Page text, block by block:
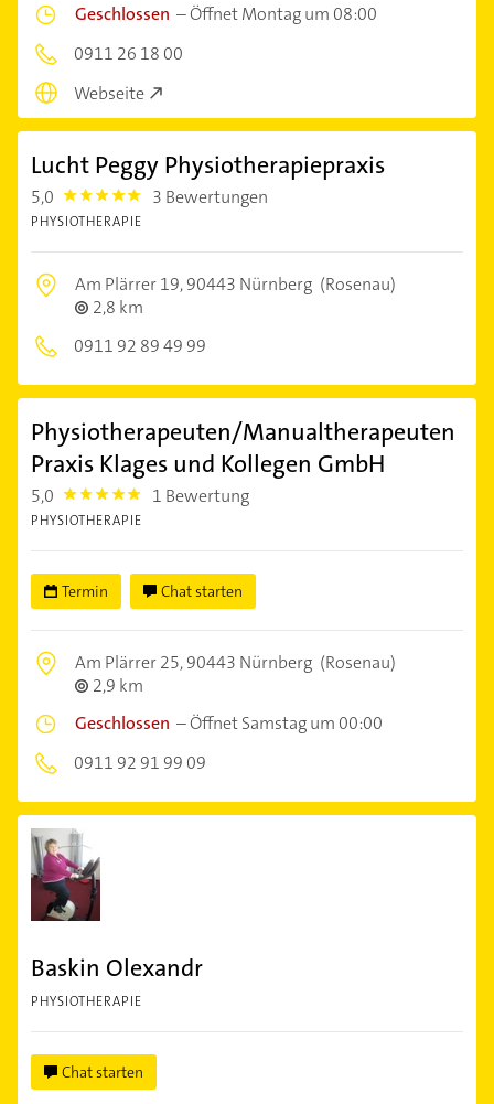
Geschlossen –Öffnet Montag um 08:00
0911 26 18 00
Webseite
Lucht Peggy Physiotherapiepraxis
5,0 5.0 3 Bewertungen
PHYSIOTHERAPIE
Am Plärrer 19,90443 Nürnberg (Rosenau)
2,8 km
0911 92 89 49 99
Physiotherapeuten/Manualtherapeuten
Praxis Klages und Kollegen GmbH
5,0 5.0 1 Bewertung
PHYSIOTHERAPIE
Termin Chat starten
Am Plärrer 25,90443 Nürnberg (Rosenau)
2,9 km
Geschlossen –Öffnet Samstag um 00:00
0911 92 91 99 09
Baskin Olexandr
PHYSIOTHERAPIE
Chat starten